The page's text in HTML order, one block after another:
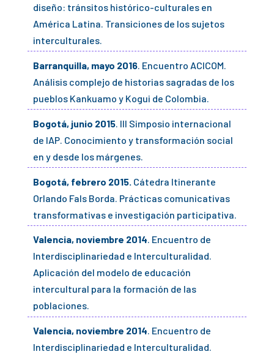
diseño: tránsitos histórico-culturales en
América Latina. Transiciones de los sujetos
interculturales.
Barranquilla, mayo 2016. Encuentro ACICOM.
Análisis complejo de historias sagradas de los
pueblos Kankuamo y Kogui de Colombia.
Bogotá, junio 2015. III Simposio internacional
de IAP. Conocimiento y transformación social
en y desde los márgenes.
Bogotá, febrero 2015. Cátedra Itinerante
Orlando Fals Borda. Prácticas comunicativas
transformativas e investigación participativa.
Valencia, noviembre 2014. Encuentro de
Interdisciplinariedad e Interculturalidad.
Aplicación del modelo de educación
intercultural para la formación de las
poblaciones.
Valencia, noviembre 2014. Encuentro de
Interdisciplinariedad e Interculturalidad.